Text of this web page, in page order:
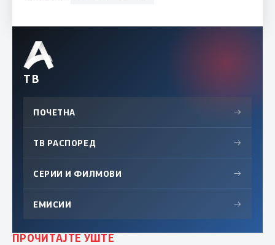
ТВ
ПОЧЕТНА →
ТВ РАСПОРЕД →
СЕРИИ И ФИЛМОВИ →
ЕМИСИИ →
ПРОЧИТАЈТЕ УШТЕ